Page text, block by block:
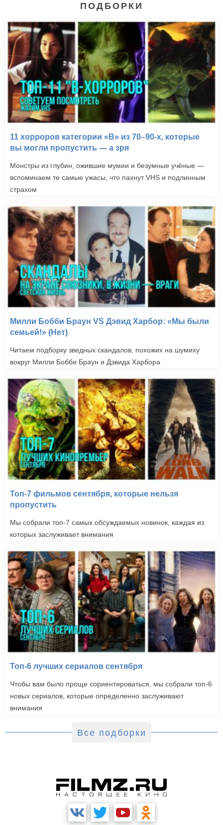
ПОДБОРКИ
11 хорроров категории «B» из 70–90-х, которые
вы могли пропустить — а зря
Монстры из глубин, ожившие мумии и безумные учёные —
вспоминаем те самые ужасы, что пахнут VHS и подлинным
страхом
Милли Бобби Браун VS Дэвид Харбор: «Мы были
семьей!» (Нет)
Читаем подборку зведных скандалов, похожих на шумиху
вокруг Милли Бобби Браун и Дэвида Харбора
Топ-7 фильмов сентября, которые нельзя
пропустить
Мы собрали топ-7 самых обсуждаемых новинок, каждая из
которых заслуживает внимания
Топ-6 лучших сериалов сентября
Чтобы вам было проще сориентироваться, мы собрали топ-6
новых сериалов, которые определенно заслуживают
внимания
Все подборки